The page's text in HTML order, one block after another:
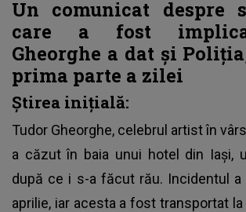
Un comunicat despre
care a fost
Gheorghe a dat și
prima parte a zilei
Știrea inițială:
Tudor Gheorghe, celebrul artist în
a căzut în baia unui hotel din Iași,
după ce i s-a făcut rău. Incidentul a
aprilie, iar acesta a fost transportat